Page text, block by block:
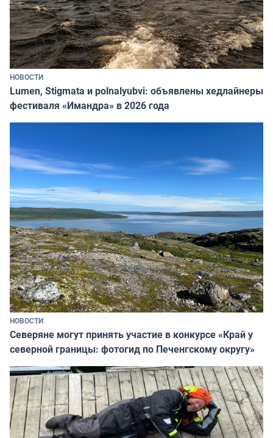
НОВОСТИ
Lumen, Stigmata и polnalyubvi: объявлены хедлайнеры
фестиваля «Имандра» в 2026 года
НОВОСТИ
Северяне могут принять участие в конкурсе «Край у
северной границы: фотогид по Печенгскому округу»